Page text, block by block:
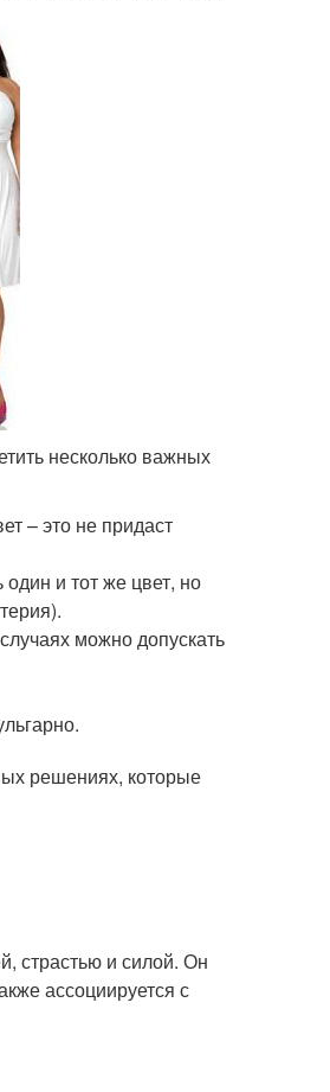
несколько важных
– это не придаст
и тот же цвет, но
можно допускать
решениях, которые
страстью и силой. Он
ассоциируется с